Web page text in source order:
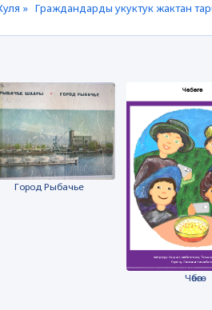
» Граждандарды укуктук жактан
Город Рыбачье
Чөбөгө